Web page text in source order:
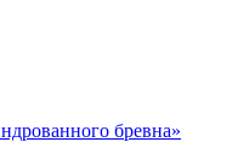
бревна»